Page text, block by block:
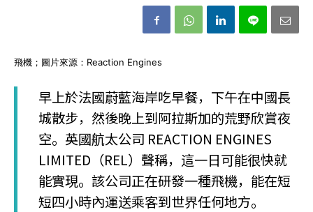
飛機；圖片來源：Reaction Engines
早上於法國蔚藍海岸吃早餐，下午在中國長
城散步，然後晚上到阿拉斯加的荒野欣賞夜
空。英國航太公司 REACTION ENGINES
LIMITED（REL）聲稱，這一日可能很快就
能實現。該公司正在研發一種飛機，能在短
短四小時內運送乘客到世界任何地方。